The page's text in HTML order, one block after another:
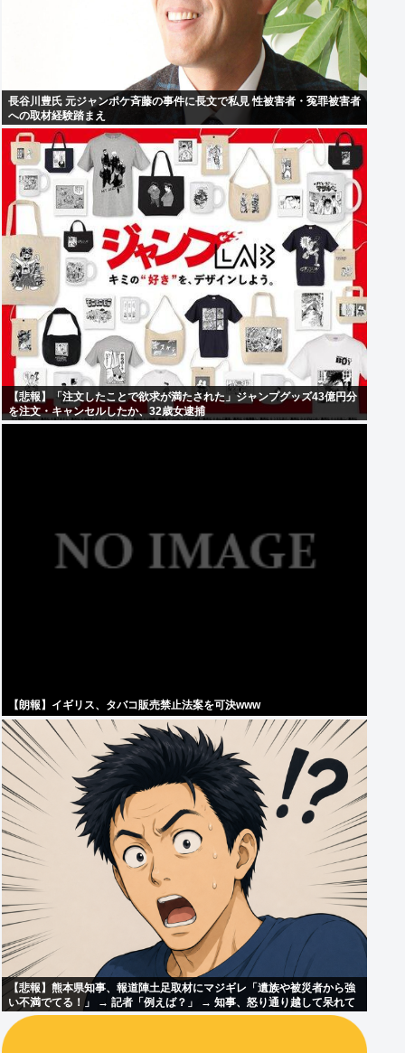
長谷川豊氏 元ジャンポケ斉藤の事件に長文で私見 性被害者・冤罪被害者
への取材経験踏まえ
【悲報】「注文したことで欲求が満たされた」ジャンプグッズ43億円分
を注文・キャンセルしたか、32歳女逮捕
【朗報】イギリス、タバコ販売禁止法案を可決www
【悲報】熊本県知事、報道陣土足取材にマジギレ「遺族や被災者から強
い不満でてる！」 → 記者「例えば？」 → 知事、怒り通り越して呆れて
しまう ………